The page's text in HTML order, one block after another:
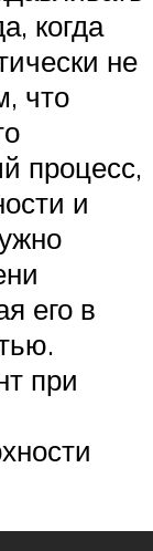
когда
не
что
процесс,
и
его в
при